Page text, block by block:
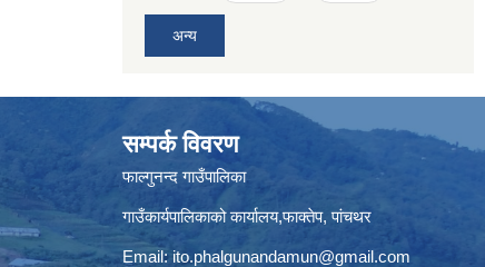
अन्य
सम्पर्क विवरण
फाल्गुनन्द गाउँपालिका
गाउँकार्यपालिकाको कार्यालय,फाक्तेप, पांचथर
Email: ito.phalgunandamun@gmail.com